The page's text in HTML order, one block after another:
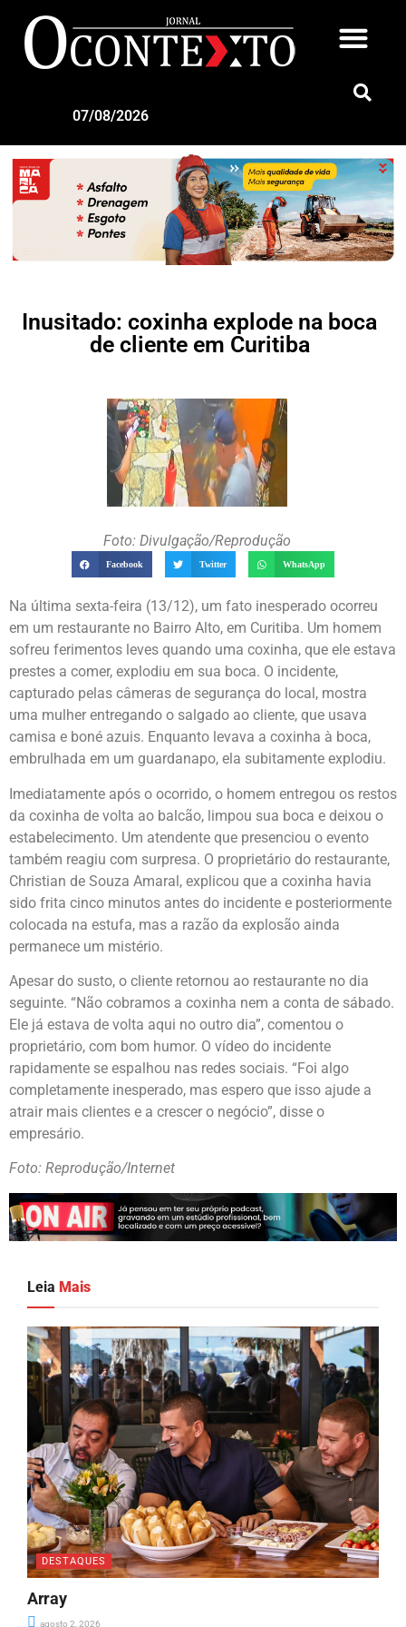
07/08/2026
Inusitado: coxinha explode na boca
de cliente em Curitiba
Foto: Divulgação/Reprodução
Facebook Twitter WhatsApp
Na última sexta-feira (13/12), um fato inesperado ocorreu
em um restaurante no Bairro Alto, em Curitiba. Um homem
sofreu ferimentos leves quando uma coxinha, que ele estava
prestes a comer, explodiu em sua boca. O incidente,
capturado pelas câmeras de segurança do local, mostra
uma mulher entregando o salgado ao cliente, que usava
camisa e boné azuis. Enquanto levava a coxinha à boca,
embrulhada em um guardanapo, ela subitamente explodiu.
Imediatamente após o ocorrido, o homem entregou os restos
da coxinha de volta ao balcão, limpou sua boca e deixou o
estabelecimento. Um atendente que presenciou o evento
também reagiu com surpresa. O proprietário do restaurante,
Christian de Souza Amaral, explicou que a coxinha havia
sido frita cinco minutos antes do incidente e posteriormente
colocada na estufa, mas a razão da explosão ainda
permanece um mistério.
Apesar do susto, o cliente retornou ao restaurante no dia
seguinte. “Não cobramos a coxinha nem a conta de sábado.
Ele já estava de volta aqui no outro dia”, comentou o
proprietário, com bom humor. O vídeo do incidente
rapidamente se espalhou nas redes sociais. “Foi algo
completamente inesperado, mas espero que isso ajude a
atrair mais clientes e a crescer o negócio”, disse o
empresário.
Foto: Reprodução/Internet
Leia Mais
DESTAQUES
Array
agosto 2, 2026